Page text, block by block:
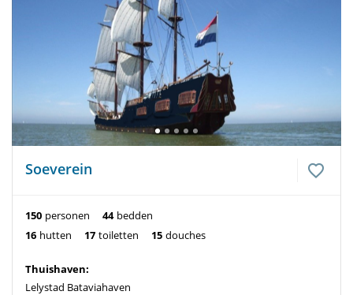
Soeverein
150 personen 44 bedden
16 hutten 17 toiletten 15 douches
Thuishaven:
Lelystad Bataviahaven